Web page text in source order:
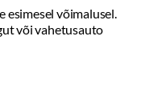
esimesel võimalusel.
või vahetusauto